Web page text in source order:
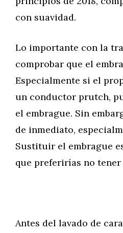
con suavidad.
Lo importante con la
comprobar que el
Especialmente si el
un conductor prutch,
el embrague. Sin
de inmediato,
Sustituir el embrague
que preferirías no tener
Antes del lavado de